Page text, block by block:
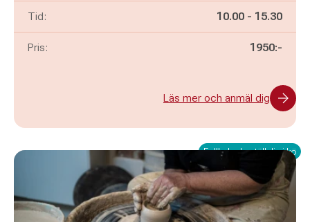
Tid: Pågår mellan
10.00 - och
15.30
Pris: 1950:-
Läs mer och anmäl dig
Fullbokad - ställ dig i kö